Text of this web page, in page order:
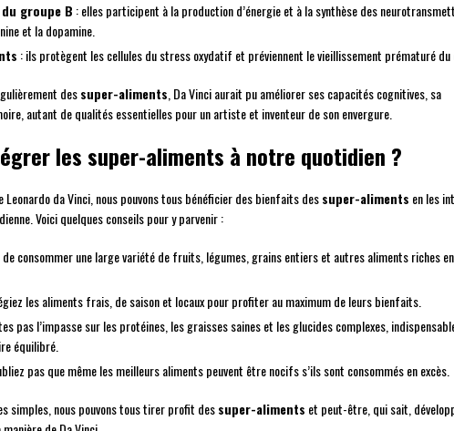
groupe B : elles participent à la production d’énergie et à la synthèse des
et la dopamine.
: ils protègent les cellules du stress oxydatif et préviennent le vieillissement prématuré du
dessuper-aliments , Da Vinci aurait pu améliorer ses capacités cognitives, sa
autant de qualités essentielles pour un artiste et inventeur de son envergure.
les super-aliments à notre quotidien ?
Leonardo da Vinci, nous pouvons tous bénéficier des bienfaits dessuper-aliments en les
Voici quelques conseils pour y parvenir :
de consommer une large variété de fruits, légumes, grains entiers et autres aliments riches en
les aliments frais, de saison et locaux pour profiter au maximum de leurs bienfaits.
pas l’impasse sur les protéines, les graisses saines et les glucides complexes,
équilibré.
pas que même les meilleurs aliments peuvent être nocifs s’ils sont consommés en excès.
simples, nous pouvons tous tirer profit dessuper-aliments et peut-être, qui sait,